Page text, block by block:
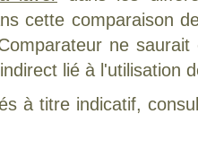
cette comparaison
ne
lié à l'utilisation
à titre indicatif,